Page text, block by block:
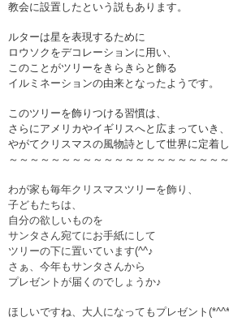
教会に設置したという説もあります。
ルターは星を表現するために
ロウソクをデコレーションに用い、
このことがツリーをきらきらと飾る
イルミネーションの由来となったようです。
このツリーを飾りつける習慣は、
さらにアメリカやイギリスへと広まっていき、
やがてクリスマスの風物詩として世界に定着し
～～～ ～～～ ～～～ ～～～ ～～～ ～～～ ～～～
わが家も毎年クリスマスツリーを飾り、
子どもたちは、
自分の欲しいものを
サンタさん宛てにお手紙にして
ツリーの下に置いています(^^♪
さぁ、今年もサンタさんから
プレゼントが届くのでしょうか♪
ほしいですね、大人になってもプレゼント